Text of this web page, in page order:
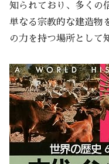
知られており、多くの
単なる宗教的な建造物
の力を持つ場所として